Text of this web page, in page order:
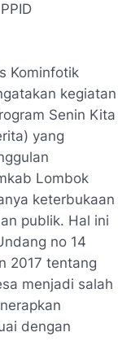
Kominfotik
kegiatan
Senin Kita
yang
Lombok
keterbukaan
publik. Hal ini
no 14
2017 tentang
menjadi salah
dengan